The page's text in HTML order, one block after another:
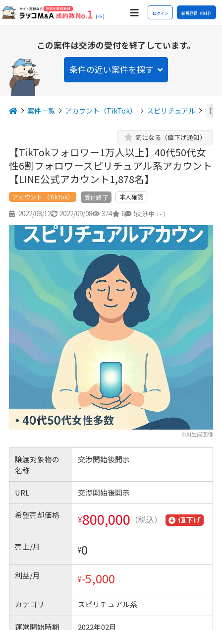
(※) ログイン 新規登録（無料）
この案件は交渉の受付を終了しています。
条件の近い案件を探す
案件一覧 アカウント（TikTok） スピリチュアル 【
【TikTokフォロワー1万人以上】40代50代女
性6割フォロワースピリチュアル系アカウント
【LINE公式アカウント1,878名】
気になる（値下げ通知）
アカウント （TikTok） 受付終了 本人確認
2022/08/12 2022/09/08 374 6 5
（交渉中 : - ）
※AI生成画像
譲渡対象物の
名称
交渉開始後開示
URL 交渉開始後開示
希望売却価格 ¥800,000 （税込） 値下げ
売上/月 ¥0
利益/月 ¥-5,000
カテゴリ スピリチュアル系
運営開始時期 2022年02月